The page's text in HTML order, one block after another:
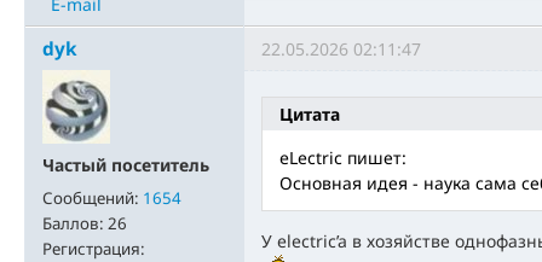
dyk
Частый посетитель
Сообщений: 1654
Баллов: 26
Регистрация:
22.05.2026 02:11:47
Цитата
eLectric пишет:
Основная идея - наука сама
У electric’a в хозяйстве